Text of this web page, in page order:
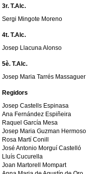
3r. T.Alc.
Sergi Mingote Moreno
4t. T.Alc.
Josep Llacuna Alonso
5è. T.Alc.
Josep Maria Tarrés Massaguer
Regidors
Josep Castells Espinasa
Ana Fernández Espiñeira
Raquel García Mesa
Josep Maria Guzman Hermoso
Rosa Martí Conill
José Antonio Morguí Castelló
Lluís Cucurella
Joan Martorell Mompart